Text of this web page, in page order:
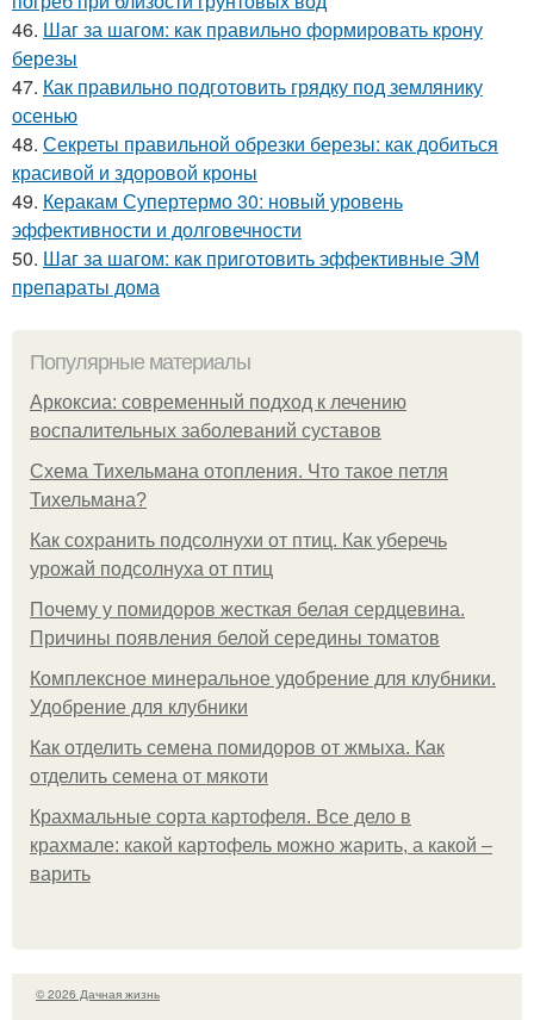
46. Шаг за шагом: как правильно формировать крону
березы
47. Как правильно подготовить грядку под землянику
осенью
48. Секреты правильной обрезки березы: как добиться
красивой и здоровой кроны
49. Керакам Супертермо 30: новый уровень
эффективности и долговечности
50. Шаг за шагом: как приготовить эффективные ЭМ
препараты дома
Популярные материалы
Аркоксиа: современный подход к лечению
воспалительных заболеваний суставов
Схема Тихельмана отопления. Что такое петля
Тихельмана?
Как сохранить подсолнухи от птиц. Как уберечь
урожай подсолнуха от птиц
Почему у помидоров жесткая белая сердцевина.
Причины появления белой середины томатов
Комплексное минеральное удобрение для клубники.
Удобрение для клубники
Как отделить семена помидоров от жмыха. Как
отделить семена от мякоти
Крахмальные сорта картофеля. Все дело в
крахмале: какой картофель можно жарить, а какой –
варить
© 2026 Дачная жизнь